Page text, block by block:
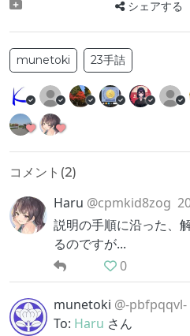
シェアする
munetoki 23手詰
コメント(2)
Haru @cpmkid8zog
説明の手順に沿った、
るのですが...
0
munetoki @-pbfpqqvl-
To: Haru さん